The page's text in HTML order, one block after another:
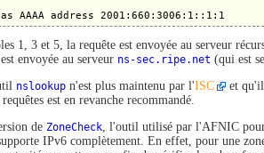
1, 3 et 5, la requête est envoyée au serveur
envoyée au serveur ns-sec.ripe.net (qui est
nslookup n'est plus maintenu par l'ISC et
est en revanche recommandé.
de ZoneCheck, l'outil utilisé par l'AFNIC
IPv6 complètement. En effet, pour une